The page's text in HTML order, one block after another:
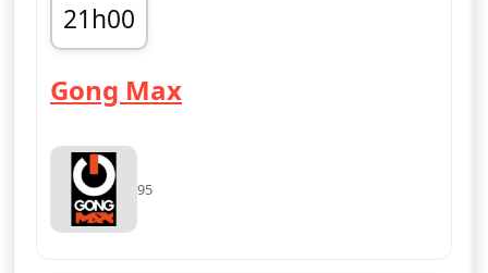
21h00
fin 00h00
Gong Max— Gong Max
95